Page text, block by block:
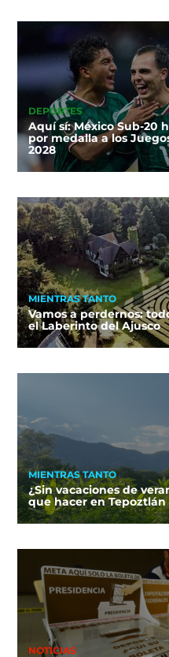
DEPORTES
Aquí sí: México Sub-20
por medalla a los
2028
MIENTRAS TANTO
Vamos a perdernos:
el Laberinto del Ajusco
MIENTRAS TANTO
¿Sin vacaciones de
que hacer en
NOTICIAS